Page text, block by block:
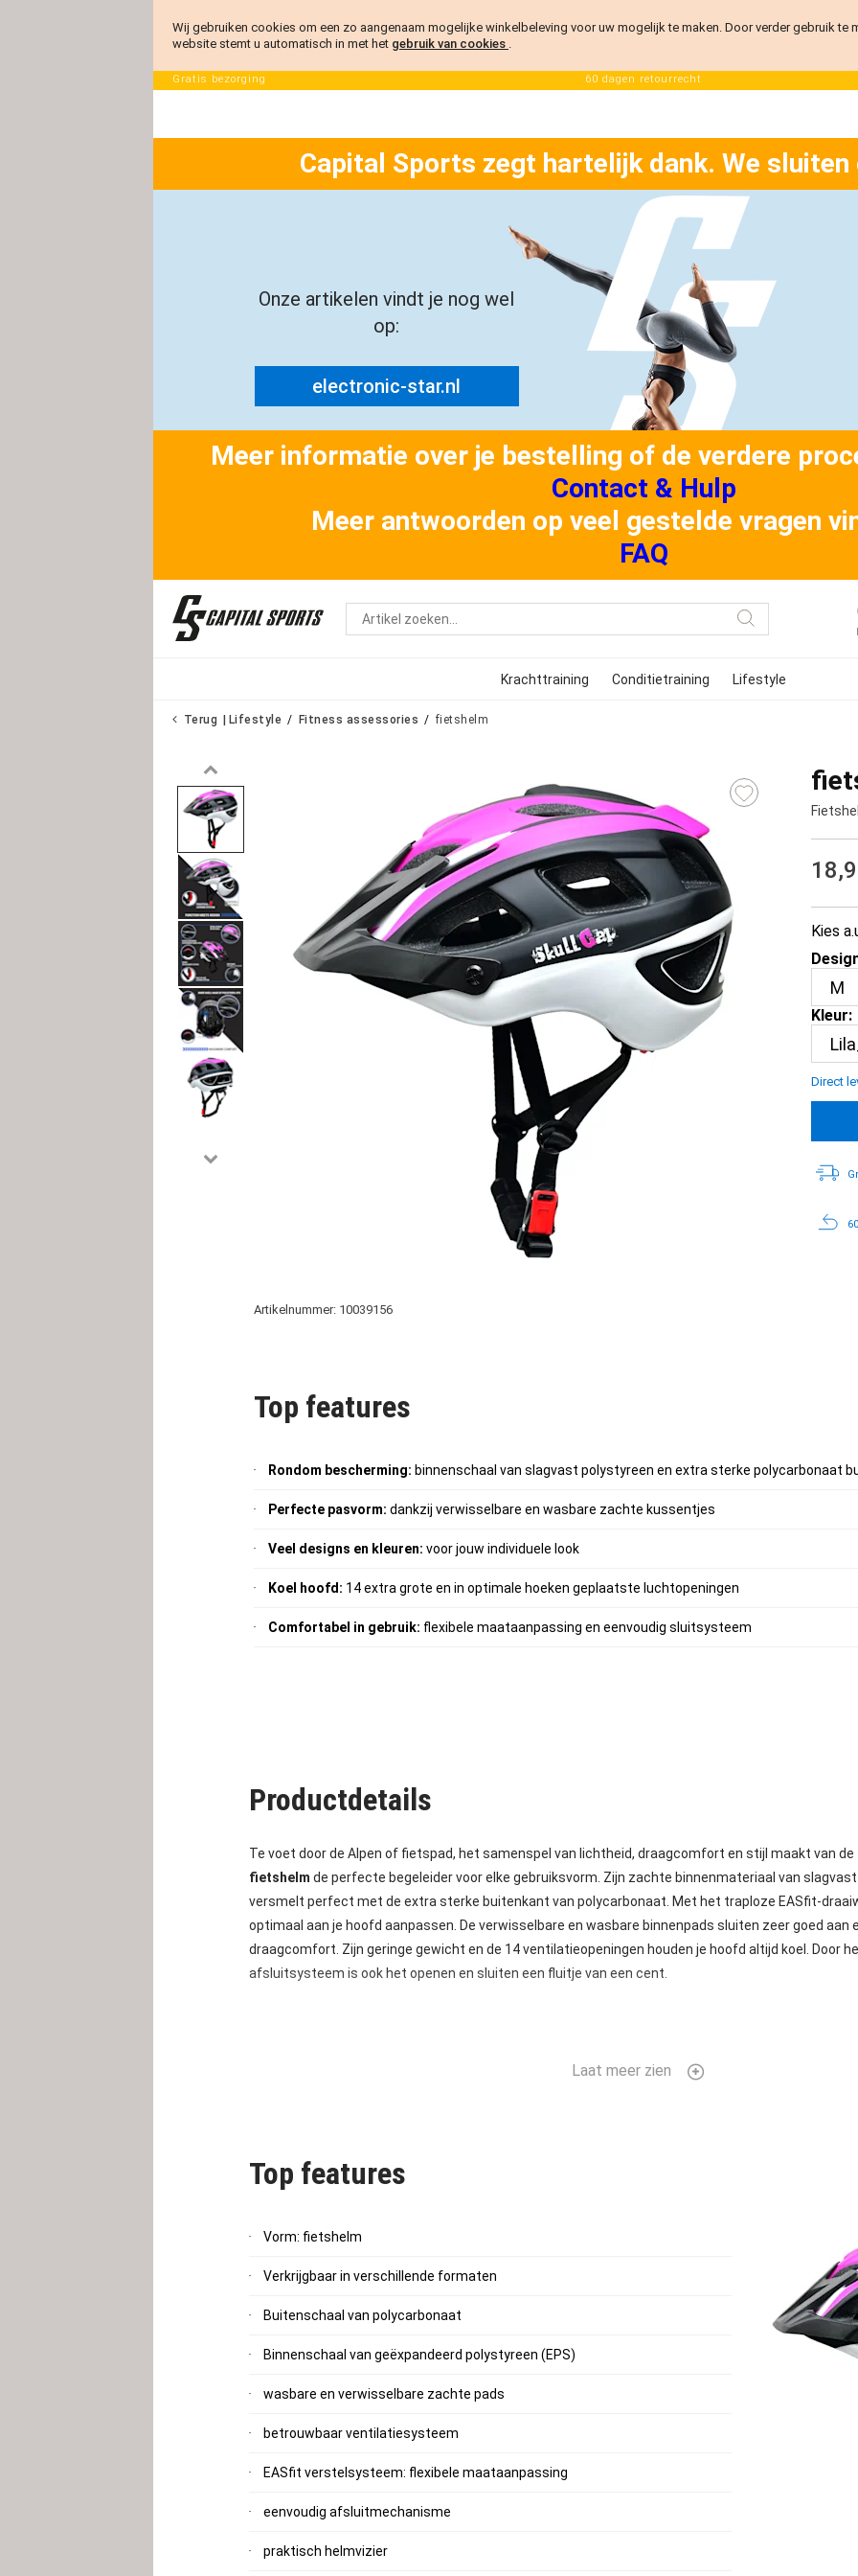
Capital Sports zegt hartelijk dank. We sluiten
Onze artikelen vindt je nog wel
op:
electronic-star.nl
Meer informatie over je bestelling of de verdere
Contact & Hulp
Meer antwoorden op veel gestelde vragen
FAQ
Krachttraining Conditietraining Lifestyle
Terug Lifestyle Fitness assessories fietshelm
Kies
Kleur:
Direct
Artikelnummer: 10039156
Top features
Rondom bescherming: binnenschaal van slagvast polystyreen en extra sterke polycarbonaat
Perfecte pasvorm: dankzij verwisselbare en wasbare zachte kussentjes
Veel designs en kleuren: voor jouw individuele look
Koel hoofd: 14 extra grote en in optimale hoeken geplaatste luchtopeningen
Comfortabel in gebruik: flexibele maataanpassing en eenvoudig sluitsysteem
Productdetails
Te voet door de Alpen of fietspad, het samenspel van lichtheid, draagcomfort en stijl maakt van de
fietshelm de perfecte begeleider voor elke gebruiksvorm. Zijn zachte binnenmateriaal van
versmelt perfect met de extra sterke buitenkant van polycarbonaat. Met het traploze EASfit-
optimaal aan je hoofd aanpassen. De verwisselbare en wasbare binnenpads sluiten zeer goed aan
draagcomfort. Zijn geringe gewicht en de 14 ventilatieopeningen houden je hoofd altijd koel. Door
afsluitsysteem is ook het openen en sluiten een fluitje van een cent.
Laat meer zien
Top features
Vorm: fietshelm
Verkrijgbaar in verschillende formaten
Buitenschaal van polycarbonaat
Binnenschaal van geëxpandeerd polystyreen (EPS)
wasbare en verwisselbare zachte pads
betrouwbaar ventilatiesysteem
EASfit verstelsysteem: flexibele maataanpassing
eenvoudig afsluitmechanisme
praktisch helmvizier
Gratis bezorging 60 dagen retourrecht
Wij gebruiken cookies om een zo aangenaam mogelijke winkelbeleving voor uw mogelijk te maken. Door verder gebruik te
website stemt u automatisch in met het gebruik van cookies .